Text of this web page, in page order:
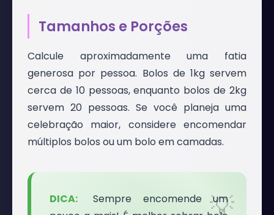
Tamanhos e Porções
Calcule aproximadamente uma fatia
generosa por pessoa. Bolos de 1kg servem
cerca de 10 pessoas, enquanto bolos de 2kg
servem 20 pessoas. Se você planeja uma
celebração maior, considere encomendar
múltiplos bolos ou um bolo em camadas.
Sempre encomende um